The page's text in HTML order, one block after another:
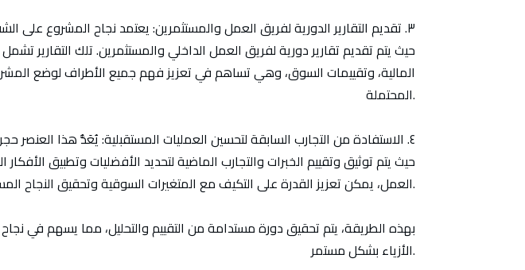
٣. تقديم التقارير الدورية لفريق العمل والمستثمرين:يعتمد نجاح المشروع على
حيث يتم تقديم تقارير دورية لفريق العمل الداخلي والمستثمرين. تلك التقارير تشمل
المالية، وتقييمات السوق، وهي تساهم في تعزيز فهم جميع الأطراف لوضع
المحتملة.
٤. الاستفادة من التجارب السابقة لتحسين العمليات المستقبلية:يُعَدُّ هذا العنصر
حيث يتم توثيق وتقييم الخبرات والتجارب الماضية لتحديد الأفضليات وتطبيق
العمل، يمكن تعزيز القدرة على التكيف مع المتغيرات السوقية وتحقيق النجاح المستدام.
بهذه الطريقة، يتم تحقيق دورة مستدامة من التقييم والتحليل، مما يسهم في
الأزياء بشكل مستمر.